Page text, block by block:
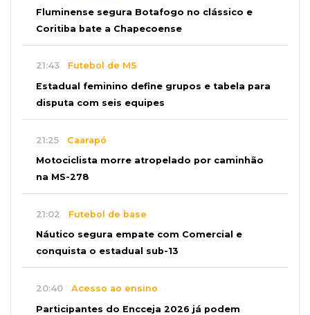
Fluminense segura Botafogo no clássico e
Coritiba bate a Chapecoense
21:43 Futebol de MS
Estadual feminino define grupos e tabela para
disputa com seis equipes
21:25 Caarapó
Motociclista morre atropelado por caminhão
na MS-278
21:02 Futebol de base
Náutico segura empate com Comercial e
conquista o estadual sub-13
20:40 Acesso ao ensino
Participantes do Encceja 2026 já podem